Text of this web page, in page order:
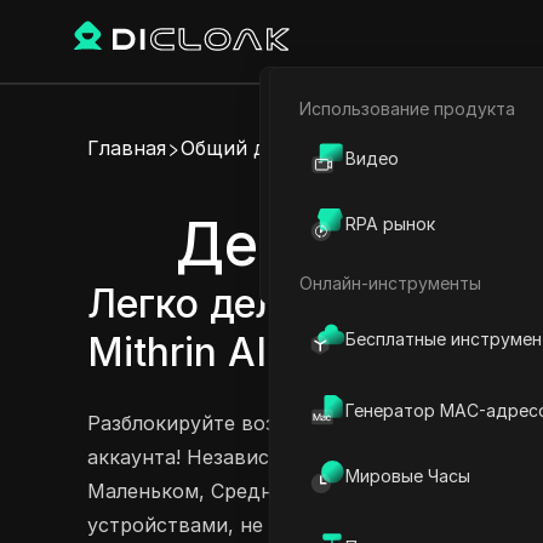
Электронная коммерция
Использование продукта
Видео
RPA рынок
Онлайн-инструменты
Бесплатные
Генератор MAC-
Мировые Часы
Главная Общий доступ к аккаунту
Делитесь
Легко делитесь
Mithrin AI Medium и
Разблокируйте возможности Mithrin AI с
аккаунта! Независимо от того, на каком
Маленьком, Среднем или Большом, вы
устройствами, не раскрывая свои учетные